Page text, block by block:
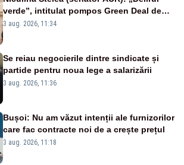
verde”, intitulat pompos Green Deal de
către Bruxelles, este în mare măsură
3 aug. 2026, 11:34
Se reiau negocierile dintre sindicate și
partide pentru noua lege a salarizării
3 aug. 2026, 11:36
Bușoi: Nu am văzut intenții ale furnizorilor
care fac contracte noi de a crește prețul
3 aug. 2026, 11:18